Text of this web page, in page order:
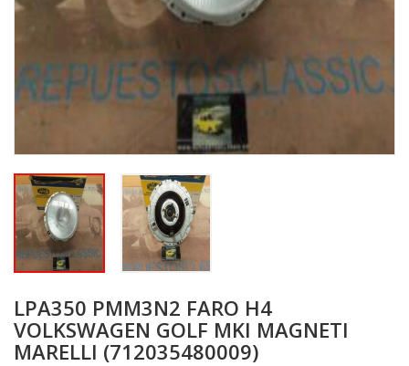
LPA350 PMM3N2 FARO H4
VOLKSWAGEN GOLF MKI MAGNETI
MARELLI (712035480009)